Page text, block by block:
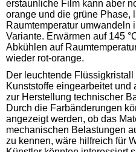
erstaunliche Film kann aber
orange und die grüne Phase,
Raumtemperatur umwandeln
Variante. Erwärmen auf 145
Abkühlen auf
wieder rot-orange.
Der leuchtende
Kunststoffe eingearbeitet
zur Herstellung technischer
Durch die Farbänderungen
angezeigt werden, ob das
mechanischen Belastungen
zu kennen, wäre hilfreich für